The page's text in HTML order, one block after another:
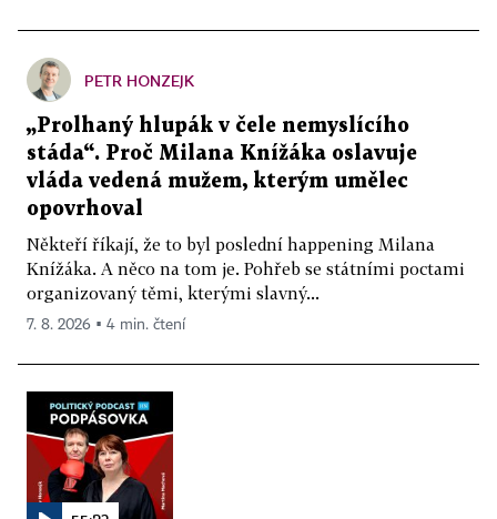
PETR HONZEJK
„Prolhaný hlupák v čele nemyslícího
stáda“. Proč Milana Knížáka oslavuje
vláda vedená mužem, kterým umělec
opovrhoval
Někteří říkají, že to byl poslední happening Milana
Knížáka. A něco na tom je. Pohřeb se státními poctami
organizovaný těmi, kterými slavný...
7. 8. 2026 ▪ 4 min. čtení